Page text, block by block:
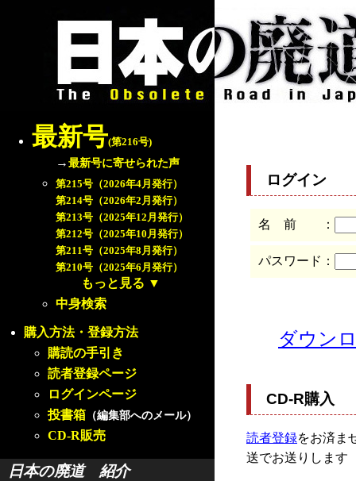
最新号(第216号)
→最新号に寄せられた声
第215号（2026年4月発行）
第214号（2026年2月発行）
第213号（2025年12月発行）
第212号（2025年10月発行）
第211号（2025年8月発行）
第210号（2025年6月発行）
もっと見る ▼
中身検索
購入方法・登録方法
購読の手引き
読者登録ページ
ログインページ
投書箱 （編集部へのメール）
CD-R販売
日本の廃道 紹介
ログイン
名 前 ：
パスワード：
ダウン
CD-R購入
読者登録をお済ま
送でお送りします